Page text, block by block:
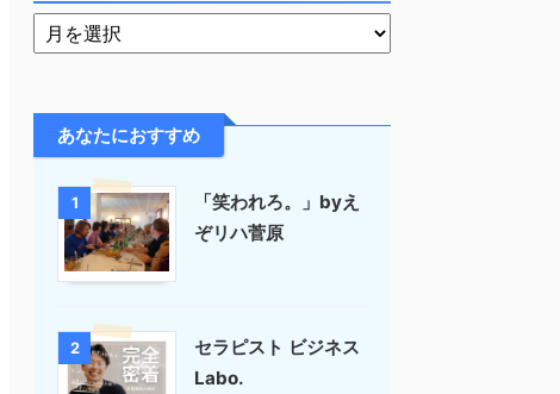
あなたにおすすめ
1
「笑われろ。」byえ
ぞリハ菅原
2
セラピスト ビジネス
Labo.